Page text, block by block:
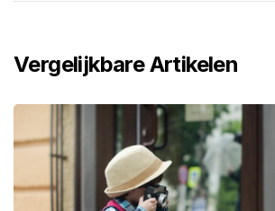
Vergelijkbare Artikelen